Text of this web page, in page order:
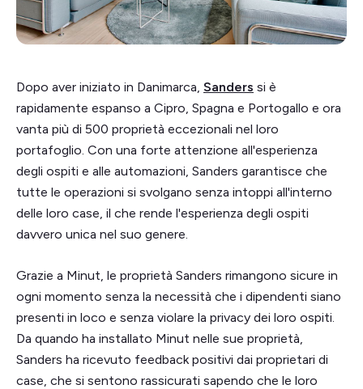
Dopo aver iniziato in Danimarca, Sanders si è
rapidamente espanso a Cipro, Spagna e Portogallo e ora
vanta più di 500 proprietà eccezionali nel loro
portafoglio. Con una forte attenzione all'esperienza
degli ospiti e alle automazioni, Sanders garantisce che
tutte le operazioni si svolgano senza intoppi all'interno
delle loro case, il che rende l'esperienza degli ospiti
davvero unica nel suo genere.
Grazie a Minut, le proprietà Sanders rimangono sicure in
ogni momento senza la necessità che i dipendenti siano
presenti in loco e senza violare la privacy dei loro ospiti.
Da quando ha installato Minut nelle sue proprietà,
Sanders ha ricevuto feedback positivi dai proprietari di
case, che si sentono rassicurati sapendo che le loro